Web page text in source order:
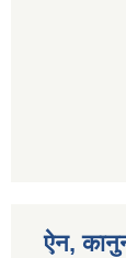
ऐन,